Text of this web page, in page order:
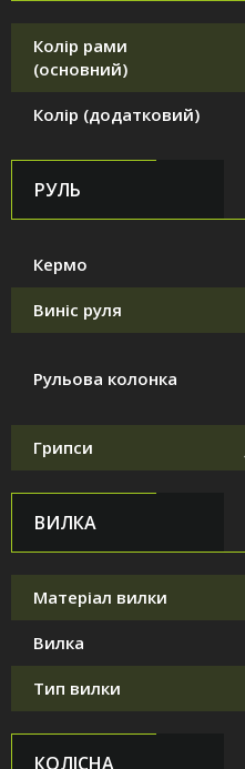
Колір рами
(основний)
Колір (додатковий)
РУЛЬ
Кермо
Виніс руля
Рульова колонка
Грипси
ВИЛКА
Матеріал вилки
Вилка
Тип вилки
КОЛІСНА